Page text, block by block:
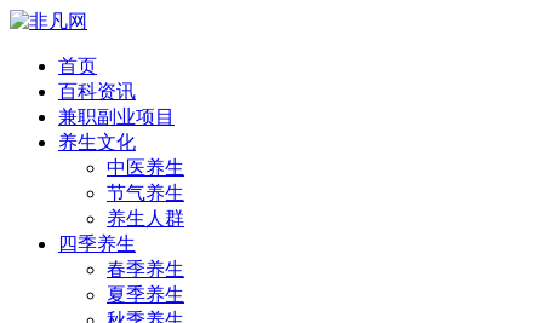
首页
百科资讯
兼职副业项目
养生文化
中医养生
节气养生
养生人群
四季养生
春季养生
夏季养生